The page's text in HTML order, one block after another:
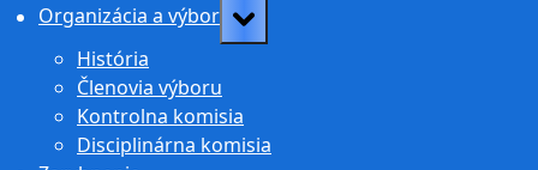
Organizácia a výbor Toggle
sub-
História
Členovia výboru
Kontrolna komisia
Disciplinárna komisia